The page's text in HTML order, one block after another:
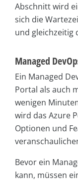
Abschnitt wird
sich die
und gleichzeitig
Managed
Ein Managed
Portal als auch
wenigen
wird das Azure
Optionen und
Bevor ein
kann, müssen